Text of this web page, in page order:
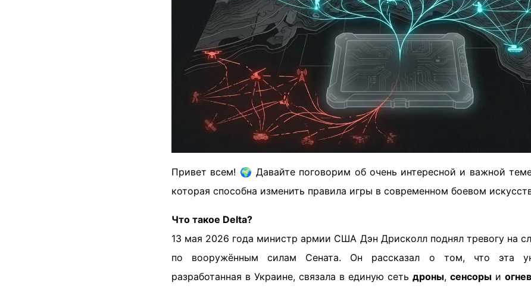
Привет всем! 🌍 Давайте поговорим об очень интересной и важной
которая способна изменить правила игры в современном боевом
Что такое Delta?
13 мая 2026 года министр армии США Дэн Дрисколл поднял тревогу на
по вооружённым силам Сената. Он рассказал о том, что эта
разработанная в Украине, связала в единую сеть дроны, сенсоры и